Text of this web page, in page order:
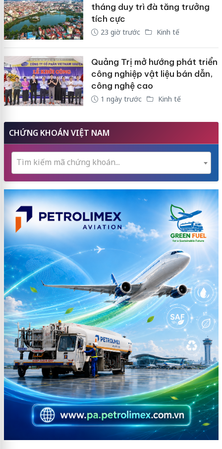
tháng duy trì đà tăng trưởng
tích cực
23 giờ trước Kinh tế
Quảng Trị mở hướng phát triển
công nghiệp vật liệu bán dẫn,
công nghệ cao
1 ngày trước Kinh tế
CHỨNG KHOÁN VIỆT NAM
Tìm kiếm mã chứng khoán...